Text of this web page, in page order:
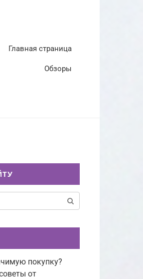
Главная страница
Обзоры
покупку?
от